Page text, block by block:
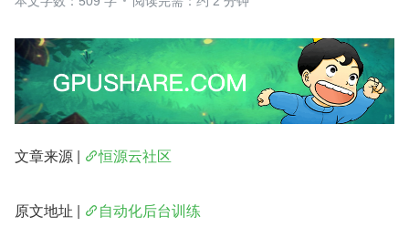
文章来源 | 恒源云社区
原文地址 | 自动化后台训练